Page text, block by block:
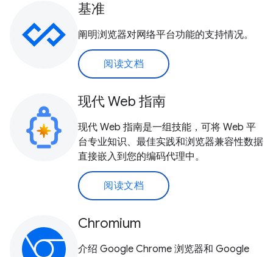
基准
阐明浏览器对网络平台功能的支持情况。
阅读文档
现代 Web 指南
现代 Web 指南是一组技能，可将 Web 平
台专业知识、最佳实践和浏览器兼容性数据
直接嵌入到您的编码代理中。
阅读文档
Chromium
介绍 Google Chrome 浏览器和 Google